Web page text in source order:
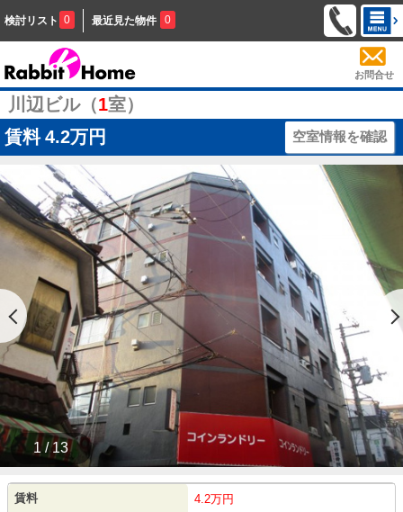
検討リスト 0 最近見た物件 0
お問合せ
川辺ビル（1室）
賃料 4.2万円 空室情報を確認
1 / 13
賃料 4.2万円